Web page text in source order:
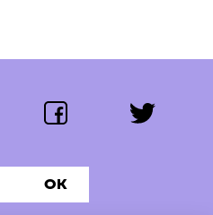
Segue-nos:
facebook twitter
OK